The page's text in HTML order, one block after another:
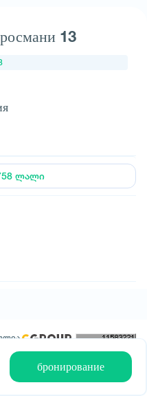
13
бронирование
ლალი